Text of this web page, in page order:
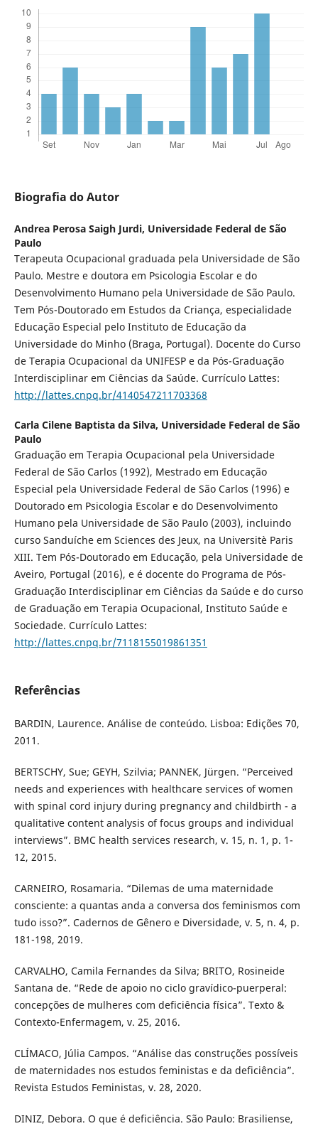
Biografia do Autor
Andrea Perosa Saigh Jurdi, Universidade Federal de São
Paulo
Terapeuta Ocupacional graduada pela Universidade de São
Paulo. Mestre e doutora em Psicologia Escolar e do
Desenvolvimento Humano pela Universidade de São Paulo.
Tem Pós-Doutorado em Estudos da Criança, especialidade
Educação Especial pelo Instituto de Educação da
Universidade do Minho (Braga, Portugal). Docente do Curso
de Terapia Ocupacional da UNIFESP e da Pós-Graduação
Interdisciplinar em Ciências da Saúde. Currículo Lattes:
http://lattes.cnpq.br/4140547211703368
Carla Cilene Baptista da Silva, Universidade Federal de São
Paulo
Graduação em Terapia Ocupacional pela Universidade
Federal de São Carlos (1992), Mestrado em Educação
Especial pela Universidade Federal de São Carlos (1996) e
Doutorado em Psicologia Escolar e do Desenvolvimento
Humano pela Universidade de São Paulo (2003), incluindo
curso Sanduíche em Sciences des Jeux, na Universitè Paris
XIII. Tem Pós-Doutorado em Educação, pela Universidade de
Aveiro, Portugal (2016), e é docente do Programa de Pós-
Graduação Interdisciplinar em Ciências da Saúde e do curso
de Graduação em Terapia Ocupacional, Instituto Saúde e
Sociedade. Currículo Lattes:
http://lattes.cnpq.br/7118155019861351
Referências
BARDIN, Laurence. Análise de conteúdo. Lisboa: Edições 70,
2011.
BERTSCHY, Sue; GEYH, Szilvia; PANNEK, Jürgen. “Perceived
needs and experiences with healthcare services of women
with spinal cord injury during pregnancy and childbirth - a
qualitative content analysis of focus groups and individual
interviews”. BMC health services research, v. 15, n. 1, p. 1-
12, 2015.
CARNEIRO, Rosamaria. “Dilemas de uma maternidade
consciente: a quantas anda a conversa dos feminismos com
tudo isso?”. Cadernos de Gênero e Diversidade, v. 5, n. 4, p.
181-198, 2019.
CARVALHO, Camila Fernandes da Silva; BRITO, Rosineide
Santana de. “Rede de apoio no ciclo gravídico-puerperal:
concepções de mulheres com deficiência física”. Texto &
Contexto-Enfermagem, v. 25, 2016.
CLÍMACO, Júlia Campos. “Análise das construções possíveis
de maternidades nos estudos feministas e da deficiência”.
Revista Estudos Feministas, v. 28, 2020.
DINIZ, Debora. O que é deficiência. São Paulo: Brasiliense,